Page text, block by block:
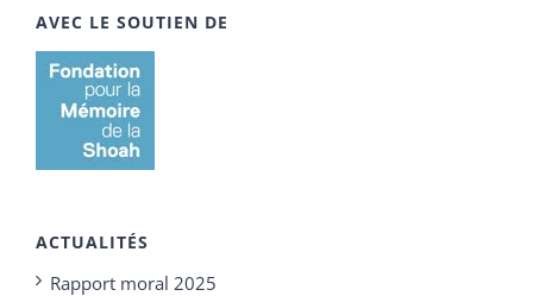
AVEC LE SOUTIEN DE
ACTUALITÉS
Rapport moral 2025